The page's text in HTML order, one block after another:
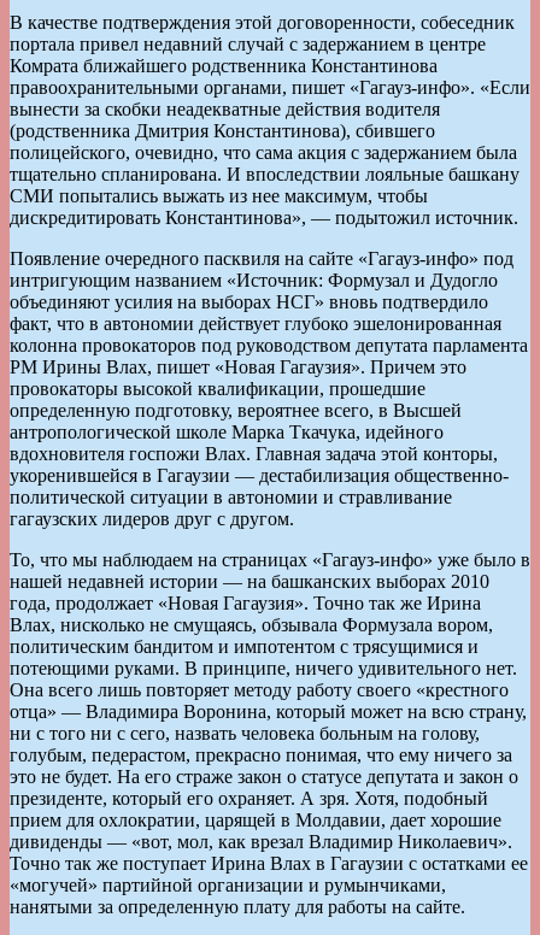
В качестве подтверждения этой договоренности, собеседник
портала привел недавний случай с задержанием в центре
Комрата ближайшего родственника Константинова
правоохранительными органами, пишет «Гагауз-инфо». «Если
вынести за скобки неадекватные действия водителя
(родственника Дмитрия Константинова), сбившего
полицейского, очевидно, что сама акция с задержанием была
тщательно спланирована. И впоследствии лояльные башкану
СМИ попытались выжать из нее максимум, чтобы
дискредитировать Константинова», — подытожил источник.
Появление очередного пасквиля на сайте «Гагауз-инфо» под
интригующим названием «Источник: Формузал и Дудогло
объединяют усилия на выборах НСГ» вновь подтвердило
факт, что в автономии действует глубоко эшелонированная
колонна провокаторов под руководством депутата парламента
РМ Ирины Влах, пишет «Новая Гагаузия». Причем это
провокаторы высокой квалификации, прошедшие
определенную подготовку, вероятнее всего, в Высшей
антропологической школе Марка Ткачука, идейного
вдохновителя госпожи Влах. Главная задача этой конторы,
укоренившейся в Гагаузии — дестабилизация общественно-
политической ситуации в автономии и стравливание
гагаузских лидеров друг с другом.
То, что мы наблюдаем на страницах «Гагауз-инфо» уже было в
нашей недавней истории — на башканских выборах 2010
года, продолжает «Новая Гагаузия». Точно так же Ирина
Влах, нисколько не смущаясь, обзывала Формузала вором,
политическим бандитом и импотентом с трясущимися и
потеющими руками. В принципе, ничего удивительного нет.
Она всего лишь повторяет методу работу своего «крестного
отца» — Владимира Воронина, который может на всю страну,
ни с того ни с сего, назвать человека больным на голову,
голубым, педерастом, прекрасно понимая, что ему ничего за
это не будет. На его страже закон о статусе депутата и закон о
президенте, который его охраняет. А зря. Хотя, подобный
прием для охлократии, царящей в Молдавии, дает хорошие
дивиденды — «вот, мол, как врезал Владимир Николаевич».
Точно так же поступает Ирина Влах в Гагаузии с остатками ее
«могучей» партийной организации и румынчиками,
нанятыми за определенную плату для работы на сайте.